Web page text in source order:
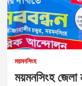
ময়মনসিংহ
ময়মনসিংহ